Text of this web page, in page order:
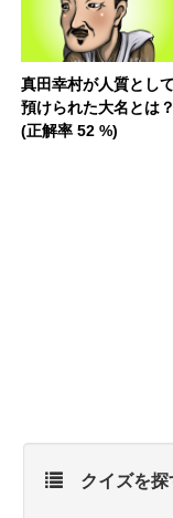
真田幸村が人質として
預けられた大名とは？
(正解率 52 %)
クイズを探